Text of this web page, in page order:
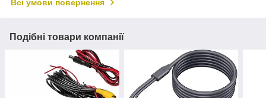
Всі умови повернення
Подібні товари компанії